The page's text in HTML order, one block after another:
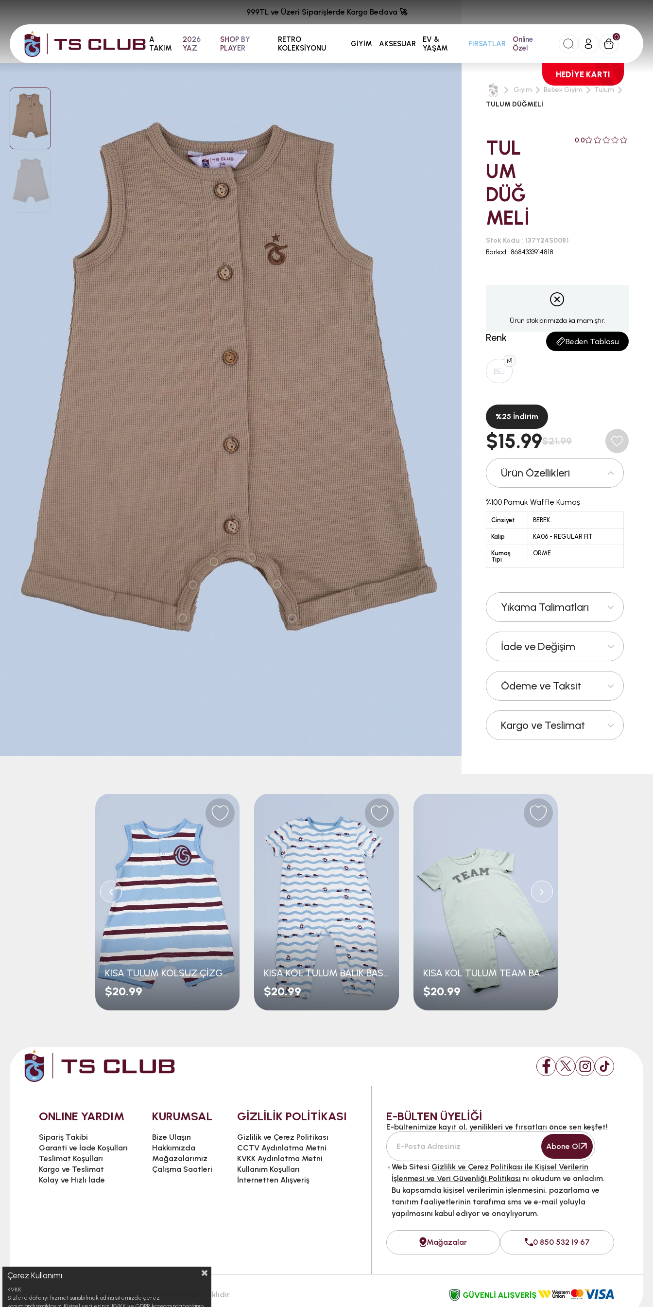
A
TAKIM
2026
YAZ
SHOP BY
PLAYER
RETRO
KOLEKSİYONU
GİYİM AKSESUAR
EV &
YAŞAM
FIRSATLAR
Online
Özel
0
HEDİYE KARTI
999TL ve Üzeri Siparişlerde Kargo Bedava 🚀
Giyim Bebek Giyim
Tulum
TULUM DÜĞMELİ
TUL
UM
DÜĞ
MELİ
0.0
Stok Kodu
(37Y24S008)
Barkod : 8684333914818
Ürün stoklarımızda kalmamıştır.
Renk Beden Tablosu
BEJ
%25 İndirim
$21.99
$15.99
Ürün Özellikleri
%100 Pamuk Waffle Kumaş
Cinsiyet BEBEK
Kalıp KA06 - REGULAR FIT
Kumaş
Tipi
ÖRME
Yıkama Talimatları
İade ve Değişim
Ödeme ve Taksit
Kargo ve Teslimat
KISA TULUM KOLSUZ ÇİZGİLİ
$20.99
KISA KOL TULUM BALIK BASKILI
$20.99
KISA KOL TULUM TEAM BASKILI
$20.99
‹ ›
ONLINE YARDIM
Sipariş Takibi
Garanti ve İade Koşulları
Teslimat Koşulları
Kargo ve Teslimat
Kolay ve Hızlı İade
KURUMSAL
Bize Ulaşın
Hakkımızda
Mağazalarımız
Çalışma Saatleri
GİZLİLİK POLİTİKASI
Gizlilik ve Çerez Politikası
CCTV Aydınlatma Metni
KVKK Aydınlatma Metni
Kullanım Koşulları
İnternetten Alışveriş
E-BÜLTEN ÜYELİĞİ
E-bültenimize kayıt ol, yenilikleri ve fırsatları önce sen keşfet!
Abone Ol
Web Sitesi Gizlilik ve Çerez Politikası ile Kişisel Verilerin
İşlenmesi ve Veri Güvenliği Politikası nı okudum ve anladım.
Bu kapsamda kişisel verilerimin işlenmesini, pazarlama ve
tanıtım faaliyetlerinin tarafıma sms ve e-mail yoluyla
yapılmasını kabul ediyor ve onaylıyorum.
Mağazalar 0 850 532 19 67
© Telif hakkı 2025 Trabzonspor. Tüm hakları saklıdır.
Çerez Kullanımı
KVKK
Sizlere daha iyi hizmet sunabilmek adına sitemizde çerez